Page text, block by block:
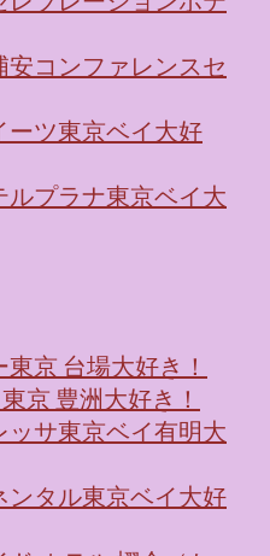
コンファレンスセ
ーツ東京ベイ大好
プラナ東京ベイ大
京 台場大好き！
京 豊洲大好き！
サ東京ベイ有明大
ンタル東京ベイ大好